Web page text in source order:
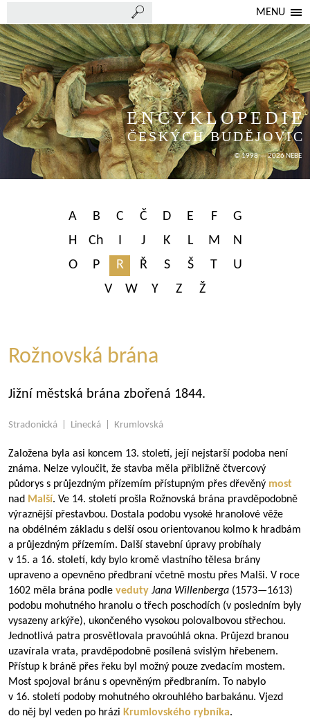
MENU
ENCYKLOPEDIE
ČESKÝCH BUDĚJOVIC
© 1998 — 2026 NEBE
A B C Č D E F
G
H
Ch I J K L M
N
O
P R Ř S Š T
U
V
W Y Z Ž
Rožnovská brána
Jižní městská brána zbořená 1844.
Stradonická | Linecká | Krumlovská
Založena byla asi koncem 13. století, její nejstarší podoba není
známa. Nelze vyloučit, že stavba měla přibližně čtvercový
půdorys s průjezdným přízemím přístupným přes dřevěný most
nad Malší. Ve 14. století prošla Rožnovská brána pravděpodobně
výraznější přestavbou. Dostala podobu vysoké hranolové věže
na obdélném základu s delší osou orientovanou kolmo k hradbám
a průjezdným přízemím. Další stavební úpravy probíhaly
v 15. a 16. století, kdy bylo kromě vlastního tělesa brány
upraveno a opevněno předbraní včetně mostu přes Malši. V roce
1602 měla brána podle veduty Jana Willenberga (1573—1613)
podobu mohutného hranolu o třech poschodích (v posledním byly
vysazeny arkýře), ukončeného vysokou polovalbovou střechou.
Jednotlivá patra prosvětlovala pravoúhlá okna. Průjezd branou
uzavírala vrata, pravděpodobně posílená svislým hřebenem.
Přístup k bráně přes řeku byl možný pouze zvedacím mostem.
Most spojoval bránu s opevněným předbraním. To nabylo
v 16. století podoby mohutného okrouhlého barbakánu. Vjezd
do něj byl veden po hrázi Krumlovského rybníka.